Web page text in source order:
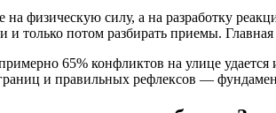
физическую силу, а на разработку
и только потом разбирать приемы.
65% конфликтов на улице удается
и правильных рефлексов —